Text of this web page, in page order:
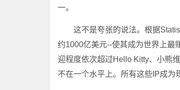
一。
这不是夸张的说法。根据
约1000亿美元--使其成为世界上最
迎程度依次超过Hello Kitty、小熊
不在一个水平上。所有这些IP成为